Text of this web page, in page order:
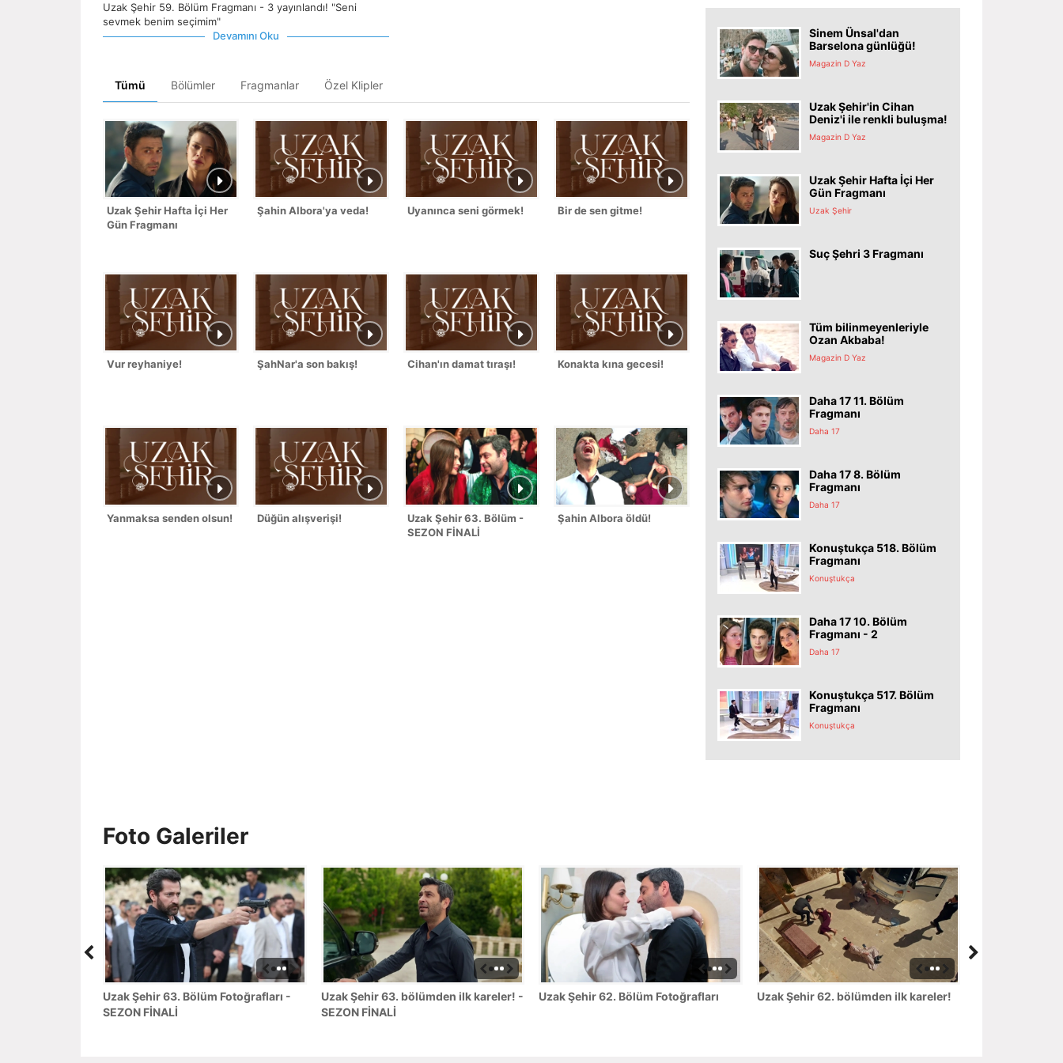
Uzak Şehir 59. Bölüm Fragmanı - 3 yayınlandı! "Seni
sevmek benim seçimim"
Devamını Oku
Tümü Bölümler Fragmanlar Özel Klipler
Uzak Şehir Hafta İçi Her
Gün Fragmanı
Şahin Albora'ya veda! Uyanınca seni görmek! Bir de sen gitme!
Vur reyhaniye! ŞahNar'a son bakış! Cihan'ın damat tıraşı! Konakta kına gecesi!
Yanmaksa senden olsun! Düğün alışverişi!
Uzak Şehir 63. Bölüm -
SEZON FİNALİ
Şahin Albora öldü!
Sinem Ünsal'dan
Barselona günlüğü!
Magazin D Yaz
Uzak Şehir'in Cihan
Deniz'i ile renkli buluşma!
Magazin D Yaz
Uzak Şehir Hafta İçi Her
Gün Fragmanı
Uzak Şehir
Suç Şehri 3 Fragmanı
Tüm bilinmeyenleriyle
Ozan Akbaba!
Magazin D Yaz
Daha 17 11. Bölüm
Fragmanı
Daha 17
Daha 17 8. Bölüm
Fragmanı
Daha 17
Konuştukça 518. Bölüm
Fragmanı
Konuştukça
Daha 17 10. Bölüm
Fragmanı - 2
Daha 17
Konuştukça 517. Bölüm
Fragmanı
Konuştukça
Foto Galeriler
Uzak Şehir 63. Bölüm Fotoğrafları -
SEZON FİNALİ
Uzak Şehir 63. bölümden ilk kareler! -
SEZON FİNALİ
Uzak Şehir 62. Bölüm Fotoğrafları Uzak Şehir 62. bölümden ilk kareler!